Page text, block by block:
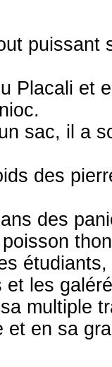
puissant
Placali et
sac, il a
des
des
et les
multiple
et en sa